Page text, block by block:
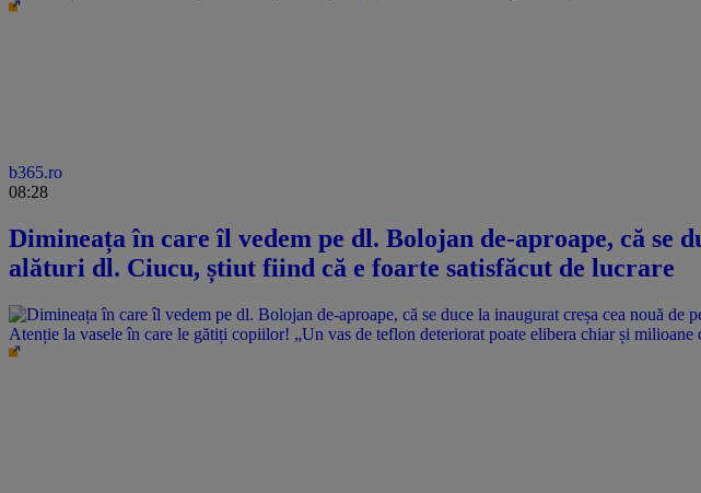
b365.ro
08:28
Dimineața în care îl vedem pe dl. Bolojan de-aproape, că se
alături dl. Ciucu, știut fiind că e foarte satisfăcut de lucrare
Atenție la vasele în care le gătiți copiilor! „Un vas de teflon deteriorat poate elibera chiar și milioane